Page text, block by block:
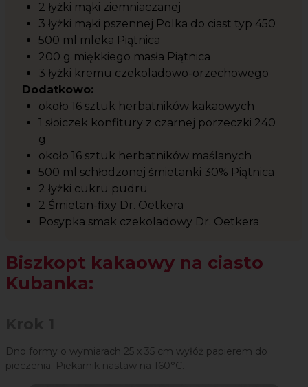
2 łyżki mąki ziemniaczanej
3 łyżki mąki pszennej Polka do ciast typ 450
500 ml mleka Piątnica
200 g miękkiego masła Piątnica
3 łyżki kremu czekoladowo-orzechowego
Dodatkowo:
około 16 sztuk herbatników kakaowych
1 słoiczek konfitury z czarnej porzeczki 240
g
około 16 sztuk herbatników maślanych
500 ml schłodzonej śmietanki 30% Piątnica
2 łyżki cukru pudru
2 Śmietan-fixy Dr. Oetkera
Posypka smak czekoladowy Dr. Oetkera
Biszkopt kakaowy na ciasto
Kubanka:
Dno formy o wymiarach 25 x 35 cm wyłóż papierem do
pieczenia. Piekarnik nastaw na 160°C.